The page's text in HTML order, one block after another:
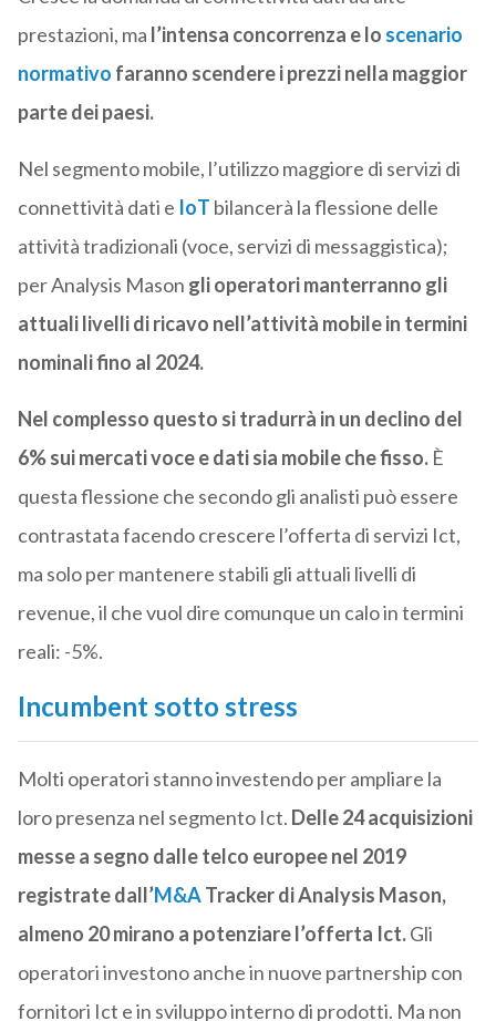
prestazioni, ma l’intensa concorrenza e lo scenario
normativo faranno scendere i prezzi nella maggior
parte dei paesi.
Nel segmento mobile, l’utilizzo maggiore di servizi di
connettività dati e IoT bilancerà la flessione delle
attività tradizionali (voce, servizi di messaggistica);
per Analysis Mason gli operatori manterranno gli
attuali livelli di ricavo nell’attività mobile in termini
nominali fino al 2024.
Nel complesso questo si tradurrà in un declino del
6% sui mercati voce e dati sia mobile che fisso.È
questa flessione che secondo gli analisti può essere
contrastata facendo crescere l’offerta di servizi Ict,
ma solo per mantenere stabili gli attuali livelli di
revenue, il che vuol dire comunque un calo in termini
reali: -5%.
Incumbent sotto stress
Molti operatori stanno investendo per ampliare la
loro presenza nel segmento Ict. Delle 24 acquisizioni
messe a segno dalle telco europee nel 2019
registrate dall’M&ATracker di Analysis Mason,
almeno 20 mirano a potenziare l’offerta Ict.Gli
operatori investono anche in nuove partnership con
fornitori Ict e in sviluppo interno di prodotti. Ma non